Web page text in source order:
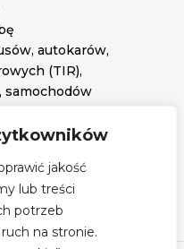
jakość
lub treści
potrzeb
na stronie.
autokarów,
(TIR),
samochodów